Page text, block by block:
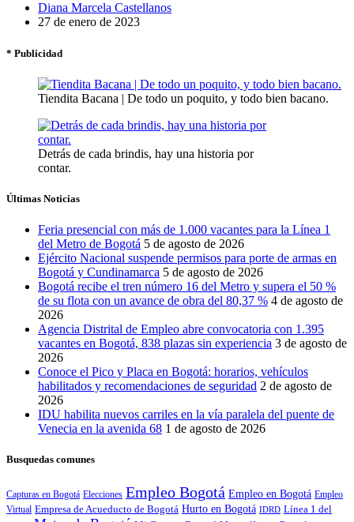
Diana Marcela Castellanos
27 de enero de 2023
* Publicidad
Tiendita Bacana | De todo un poquito, y todo bien bacano.
Detrás de cada brindis, hay una historia por
contar.
Últimas Noticias
Feria presencial con más de 1.000 vacantes para la Línea 1
del Metro de Bogotá 5 de agosto de 2026
Ejército Nacional suspende permisos para porte de armas en
Bogotá y Cundinamarca 5 de agosto de 2026
Bogotá recibe el tren número 16 del Metro y supera el 50 %
de su flota con un avance de obra del 80,37 % 4 de agosto de
2026
Agencia Distrital de Empleo abre convocatoria con 1.395
vacantes en Bogotá, 838 plazas sin experiencia 3 de agosto de
2026
Conoce el Pico y Placa en Bogotá: horarios, vehículos
habilitados y recomendaciones de seguridad 2 de agosto de
2026
IDU habilita nuevos carriles en la vía paralela del puente de
Venecia en la avenida 68 1 de agosto de 2026
Busquedas comunes
Capturas en Bogotá Elecciones Empleo Bogotá Empleo en Bogotá Empleo
Virtual Empresa de Acueducto de Bogotá Hurto en Bogotá IDRD Línea 1 del